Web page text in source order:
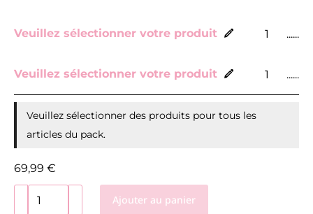
Veuillez sélectionner votre produit ......
Veuillez sélectionner votre produit ......
Veuillez sélectionner des produits pour tous les
articles du pack.
69,99 €
Ajouter au panier